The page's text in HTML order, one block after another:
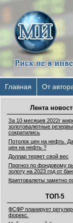
Главная От
Лента
За 10 месяцев 2022г
золотовалютные резервы
сократились
Потолок цен на нефть.
цен на нефть ?
Доллар теряет свой вес
Прогноз по фондовому
золоту на 2023 год от
Криптовалюты заметно
ТОП-5
ФСФР планирует
форекс.